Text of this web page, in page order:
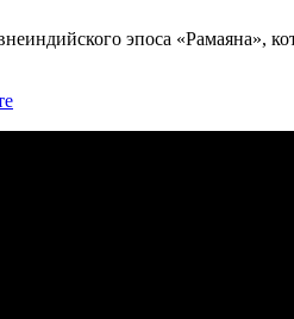
эпоса «Рамаяна»,